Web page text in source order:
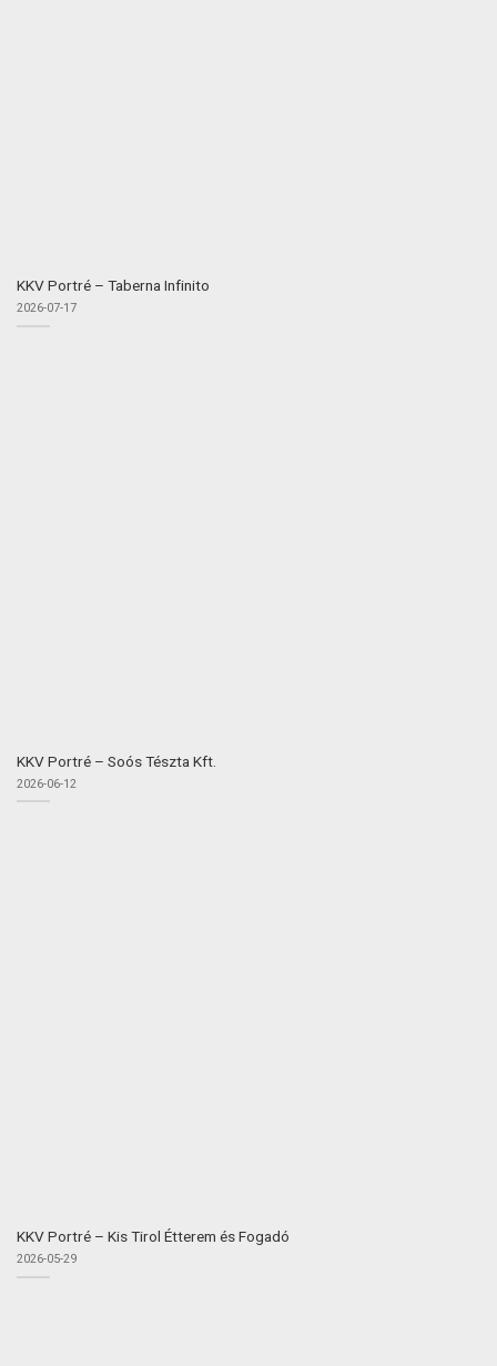
KKV Portré – Taberna Infinito
2026-07-17
KKV Portré – Soós Tészta Kft.
2026-06-12
KKV Portré – Kis Tirol Étterem és Fogadó
2026-05-29